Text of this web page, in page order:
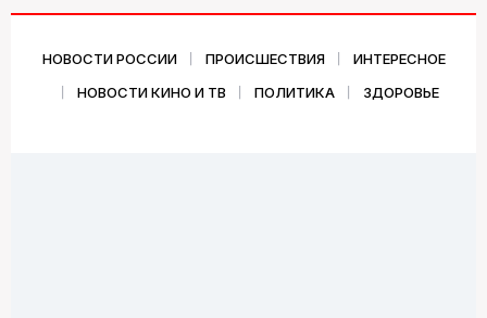
НОВОСТИ РОССИИ ПРОИСШЕСТВИЯ
ИНТЕРЕСНОЕ
НОВОСТИ КИНО И ТВ
ПОЛИТИКА ЗДОРОВЬЕ